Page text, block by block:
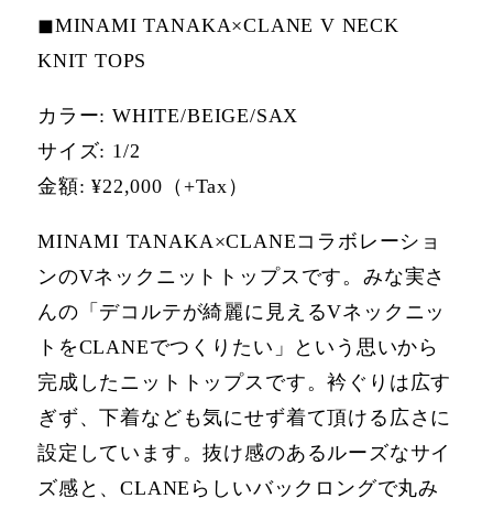
◼MINAMI TANAKA×CLANE V NECK
KNIT TOPS
カラー: WHITE/BEIGE/SAX
サイズ: 1/2
⾦額: ¥22,000（+Tax）
MINAMI TANAKA×CLANEコラボレーショ
ンのVネックニットトップスです。みな実さ
んの「デコルテが綺麗に⾒えるVネックニッ
トをCLANEでつくりたい」という思いから
完成したニットトップスです。衿ぐりは広す
ぎず、下着なども気にせず着て頂ける広さに
設定しています。抜け感のあるルーズなサイ
ズ感と、CLANEらしいバックロングで丸み